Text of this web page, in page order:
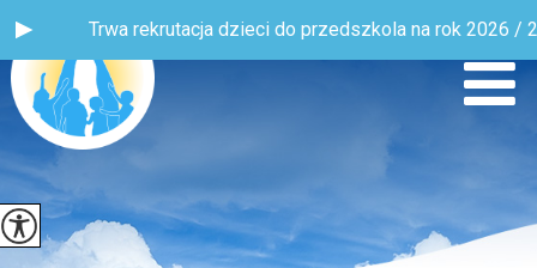
Trwa rekrutacja dzieci do przedszkola na rok 2026 / 2027!